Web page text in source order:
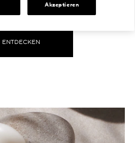
ENTDECKEN
Akzeptieren